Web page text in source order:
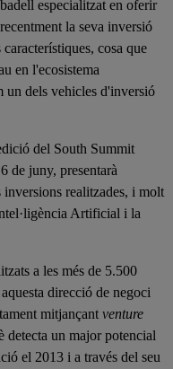
especialitzat en oferir
la seva inversió
cosa que
en l'ecosistema
un dels vehicles d'inversió
del South Summit
de juny, presentarà
inversions realitzades, i molt
Artificial i la
a les més de 5.500
direcció de negoci
mitjançant venture
detecta un major potencial
el 2013 i a través del seu